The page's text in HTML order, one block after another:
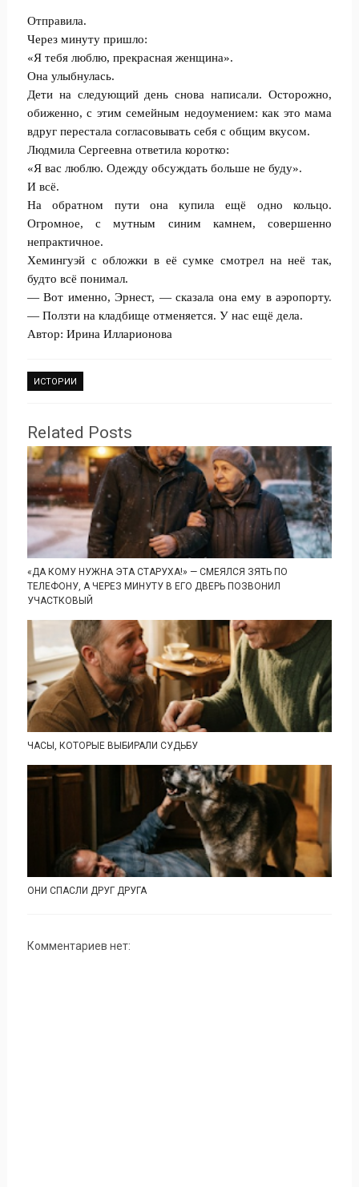
Отправила.
Через минуту пришло:
«Я тебя люблю, прекрасная женщина».
Она улыбнулась.
Дети на следующий день снова написали. Осторожно,
обиженно, с этим семейным недоумением: как это мама
вдруг перестала согласовывать себя с общим вкусом.
Людмила Сергеевна ответила коротко:
«Я вас люблю. Одежду обсуждать больше не буду».
И всё.
На обратном пути она купила ещё одно кольцо.
Огромное, с мутным синим камнем, совершенно
непрактичное.
Хемингуэй с обложки в её сумке смотрел на неё так,
будто всё понимал.
— Вот именно, Эрнест, — сказала она ему в аэропорту.
— Ползти на кладбище отменяется. У нас ещё дела.
Автор: Ирина Илларионова
ИСТОРИИ
Related Posts
«ДА КОМУ НУЖНА ЭТА СТАРУХА!» — СМЕЯЛСЯ ЗЯТЬ ПО
ТЕЛЕФОНУ, А ЧЕРЕЗ МИНУТУ В ЕГО ДВЕРЬ ПОЗВОНИЛ
УЧАСТКОВЫЙ
ЧАСЫ, КОТОРЫЕ ВЫБИРАЛИ СУДЬБУ
ОНИ СПАСЛИ ДРУГ ДРУГА
Комментариев нет: